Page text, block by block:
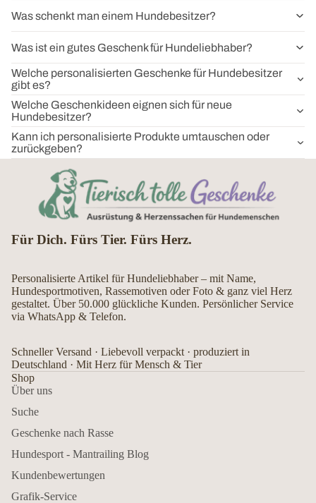
Was schenkt man einem Hundebesitzer?
Was ist ein gutes Geschenk für Hundeliebhaber?
Welche personalisierten Geschenke für Hundebesitzer
gibt es?
Welche Geschenkideen eignen sich für neue
Hundebesitzer?
Kann ich personalisierte Produkte umtauschen oder
zurückgeben?
Für Dich. Fürs Tier. Fürs Herz.
Personalisierte Artikel für Hundeliebhaber – mit Name,
Hundesportmotiven, Rassemotiven oder Foto & ganz viel Herz
gestaltet. Über 50.000 glückliche Kunden. Persönlicher Service
via WhatsApp & Telefon.
Schneller Versand · Liebevoll verpackt · produziert in
Deutschland · Mit Herz für Mensch & Tier
Shop
Über uns
Suche
Geschenke nach Rasse
Hundesport - Mantrailing Blog
Kundenbewertungen
Grafik-Service